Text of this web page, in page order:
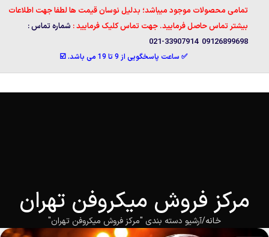
تمامی محصولات موجود میباشد؛ بدلیل نوسان قیمت ها لطفا جهت اطلاعات
بیشتر تماس حاصل فرمایید. جهت تماس کلیک فرمایید : شماره تماس :
09126899698 33907914-021
✅ ساعت پاسخگویی از 9 تا 19 می باشد. ☑️
مرکز فروش میکروفن تهران
خانه آرشیو دسته بندی "مرکز فروش میکروفن تهران"